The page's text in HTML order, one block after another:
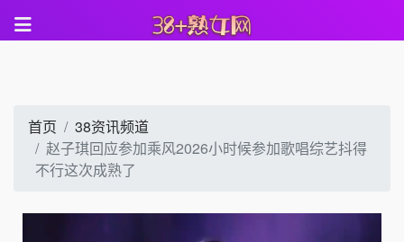
首页
38资讯频道
赵子琪回应参加乘风2026小时候参加歌唱综艺抖得
不行这次成熟了